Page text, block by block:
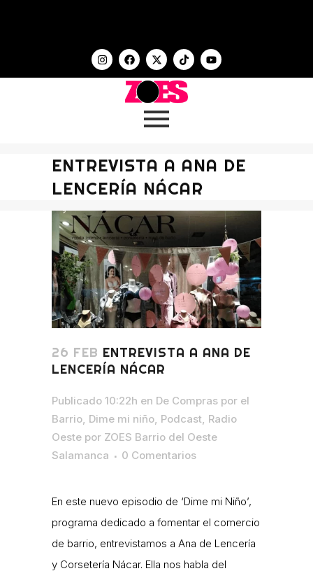
ENTREVISTA A ANA DE
LENCERÍA NÁCAR
26 FEB ENTREVISTA A ANA DE
LENCERÍA NÁCAR
Publicado 10:22h en De Compras por el
Barrio, Dime mi niño, Podcast, Radio
Oeste por ZOES Barrio del Oeste
Salamanca
0 Comentarios
En este nuevo episodio de ‘Dime mi Niño’,
programa dedicado a fomentar el comercio
de barrio, entrevistamos a Ana de Lencería
y Corsetería Nácar. Ella nos habla del